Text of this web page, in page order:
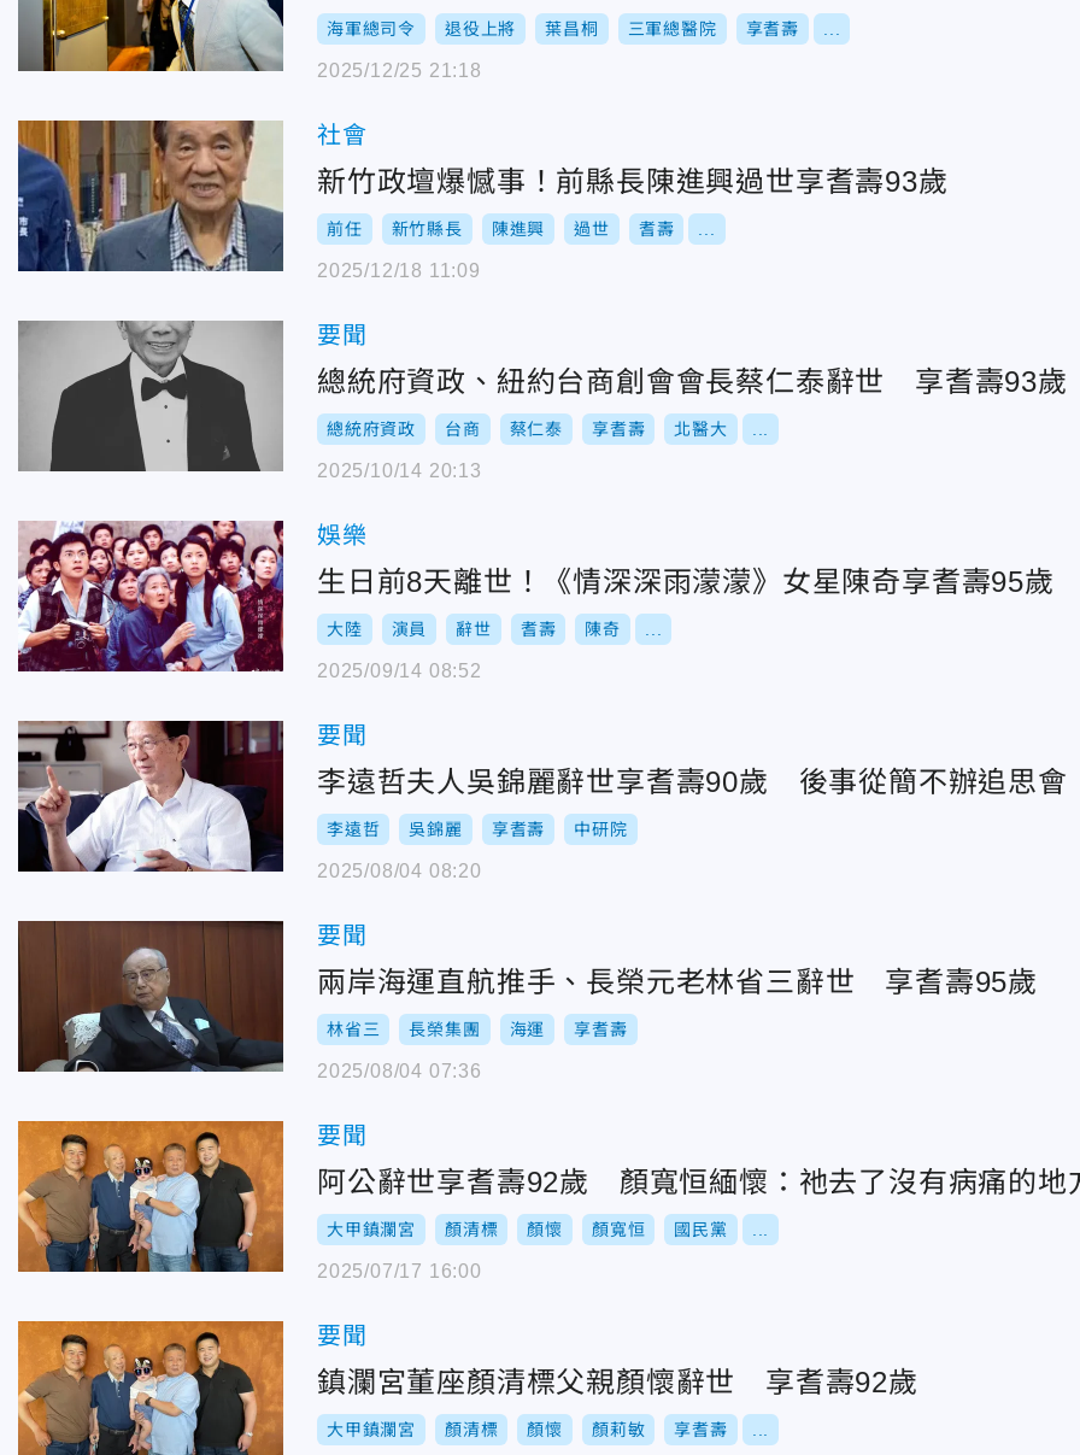
海軍總司令 退役上將 葉昌桐 三軍總醫院 享耆壽
2025/12/25 21:18
社會
新竹政壇爆憾事！前縣長陳進興過世享耆壽93歲
前任 新竹縣長 陳進興 過世 耆壽
2025/12/18 11:09
要聞
總統府資政、紐約台商創會會長蔡仁泰辭世 享耆壽93歲
總統府資政 台商 蔡仁泰 享耆壽 北醫大
2025/10/14 20:13
娛樂
生日前8天離世！《情深深雨濛濛》女星陳奇享耆壽95歲
大陸 演員 辭世 耆壽 陳奇
2025/09/14 08:52
要聞
李遠哲夫人吳錦麗辭世享耆壽90歲 後事從簡不辦追思會
李遠哲 吳錦麗 享耆壽 中研院
2025/08/04 08:20
要聞
兩岸海運直航推手、長榮元老林省三辭世 享耆壽95歲
林省三 長榮集團 海運 享耆壽
2025/08/04 07:36
要聞
阿公辭世享耆壽92歲 顏寬恒緬懷：祂去了沒有病痛的地
大甲鎮瀾宮 顏清標 顏懷 顏寬恒 國民黨
2025/07/17 16:00
要聞
鎮瀾宮董座顏清標父親顏懷辭世 享耆壽92歲
大甲鎮瀾宮 顏清標 顏懷 顏莉敏 享耆壽